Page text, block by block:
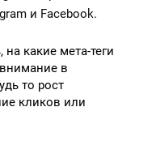
и Facebook.
какие мета-теги
в
то рост
кликов или